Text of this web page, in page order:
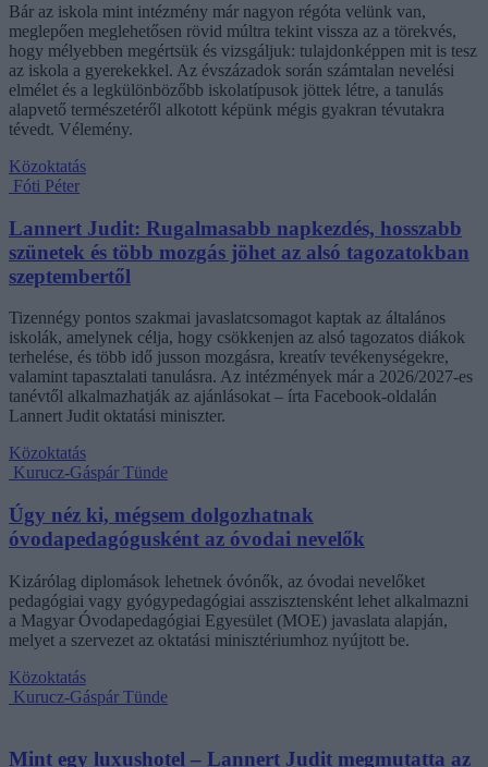
Bár az iskola mint intézmény már nagyon régóta velünk van,
meglepően meglehetősen rövid múltra tekint vissza az a törekvés,
hogy mélyebben megértsük és vizsgáljuk: tulajdonképpen mit is tesz
az iskola a gyerekekkel. Az évszázadok során számtalan nevelési
elmélet és a legkülönbözőbb iskolatípusok jöttek létre, a tanulás
alapvető természetéről alkotott képünk mégis gyakran tévutakra
tévedt. Vélemény.
Közoktatás
Fóti Péter
Lannert Judit: Rugalmasabb napkezdés, hosszabb
szünetek és több mozgás jöhet az alsó tagozatokban
szeptembertől
Tizennégy pontos szakmai javaslatcsomagot kaptak az általános
iskolák, amelynek célja, hogy csökkenjen az alsó tagozatos diákok
terhelése, és több idő jusson mozgásra, kreatív tevékenységekre,
valamint tapasztalati tanulásra. Az intézmények már a 2026/2027-es
tanévtől alkalmazhatják az ajánlásokat – írta Facebook-oldalán
Lannert Judit oktatási miniszter.
Közoktatás
Kurucz-Gáspár Tünde
Úgy néz ki, mégsem dolgozhatnak
óvodapedagógusként az óvodai nevelők
Kizárólag diplomások lehetnek óvónők, az óvodai nevelőket
pedagógiai vagy gyógypedagógiai asszisztensként lehet alkalmazni
a Magyar Óvodapedagógiai Egyesület (MOE) javaslata alapján,
melyet a szervezet az oktatási minisztériumhoz nyújtott be.
Közoktatás
Kurucz-Gáspár Tünde
Mint egy luxushotel – Lannert Judit megmutatta az